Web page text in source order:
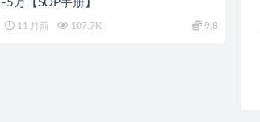
5万【SOP手册】
11 月前 107.7K 9.8